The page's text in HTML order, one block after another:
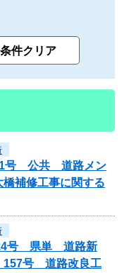
01号 公共 道路メン
補修工事に関する
24号 県単 道路新
157号 道路改良工